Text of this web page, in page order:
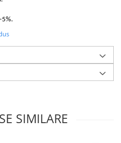
5%.
SIMILARE